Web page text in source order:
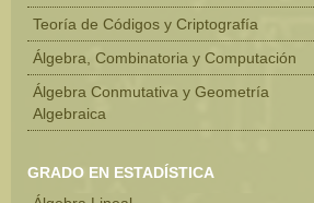
Teoría de Códigos y Criptografía
Álgebra, Combinatoria y Computación
Álgebra Conmutativa y Geometría
Algebraica
GRADO EN ESTADÍSTICA